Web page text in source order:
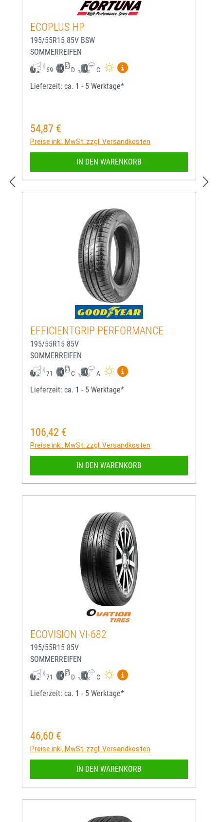
ECOPLUS HP
195/55R15 85V BSW
SOMMERREIFEN
69 D C
Mehr Informationen zum
Lieferzeit: ca. 1 - 5 Werktage*
Regulärer Preis:
54,87 €
Preise inkl. MwSt. zzgl. Versandkosten
IN DEN WARENKORB
EFFICIENTGRIP PERFORMANCE
195/55R15 85V
SOMMERREIFEN
71 C A
Mehr Informationen zum
Lieferzeit: ca. 1 - 5 Werktage*
Regulärer Preis:
106,42 €
Preise inkl. MwSt. zzgl. Versandkosten
IN DEN WARENKORB
ECOVISION VI-682
195/55R15 85V
SOMMERREIFEN
71 D C
Mehr Informationen zum
Lieferzeit: ca. 1 - 5 Werktage*
Regulärer Preis:
46,60 €
Preise inkl. MwSt. zzgl. Versandkosten
IN DEN WARENKORB